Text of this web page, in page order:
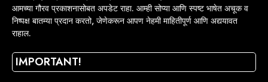
आमच्या गौरव प्रकाशनासोबत अपडेट राहा. आम्ही सोप्या आणि स्पष्ट भाषेत अचूक व
निष्पक्ष बातम्या प्रदान करतो, जेणेकरून आपण नेहमी माहितीपूर्ण आणि अद्ययावत
राहाल.
IMPORTANT!